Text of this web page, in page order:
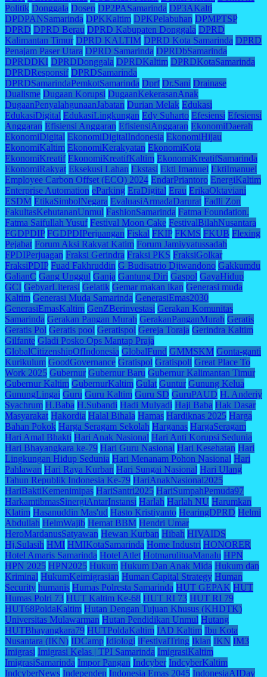
Politik Donggala Dosen DP2PASamarinda DP3AKalti
DPDPANSamarinda DPKKaltim DPKPelabuhan DPMPTSP
DPRD DPRD Berau DPRD Kabupaten Donggala DPRD
Kalimantan Timur DPRD KALTIM DPRD Kota Samarinda DPRD
Penajam Paser Utara DPRD Samarinda DPRDbSamarinda
DPRDDKI DPRDDonggala DPRDKaltim DPRDKotaSamarinda
DPRDResponsif DPRDSamarinda
DPRDSamarindaPemkotSamarinda Dprf Dr.Sani Drainase
Dualisme Dugaan Korupsi DugaanKekerasanAnak
DugaanPenyalahgunaanJabatan Durian Melak Edukasi
EdukasiDigital EdukasiLingkungan Edy Suharto Efesiensi Efesiensi
Anggaran Efisiensi Anggaran EfisiensiAnggaran EkonomiDaerah
EkonomiDigital EkonomiDigitalIndonesia EkonomiHijau
EkonomiKaltim EkonomiKerakyatan EkonomiKota
EkonomiKreatif EkonomiKreatifKaltim EkonomiKreatifSamarinda
EkonomiRakyat Eksekusi Lahan Ekstasi Ekti Imanuel EktiImanuel
Employee Carbon Offset (ECO) 2024 EndarPriantoro EnergiKaltim
Enterprise Automation eParking EraDigital Erau ErikaOktaviani
ESDM EtikaSimbolNegara EvaluasiArmadaDarurat Fadli Zon
FakultasKehutananUnmul FashionSamarinda Fatma Foundation.
Fatma Saifullah Yusuf Festival Moon Cake FestivalBilahNusantara
FGDPDIP FGDPDIPerjuangan Fiskal FKIP FKMS FKUB Flexing
Pejabat Forum Aksi Rakyat Katim Forum Jamiyyatussadah
FPDIPerjuagan Fraksi Gerindra Fraksi PKS FraksiGolkar
FraksiPDIP Fuad Fakhruddin G Budisatrio Djiwandono Gakkumdu
GalianC Gang Unggul Ganja Gantung Diri Gaspol GayaHidup
GCI GebyarLiterasi Gelatik Gemar makan ikan Generasi muda
Kaltim Generasi Muda Samarinda GenerasiEmas2030
GenerasiEmasKaltim GenZBerinvestasi Gerakan Komunitas
Samarinda Gerakan Pangan Murah GerakanPanganMurah Geratis
Geratis Pol Geratis pool Geratispol Gereja Toraja Gerindra Kaltim
Gilfante Gladi Posko Ops Mantap Praja
GlobalCitizenshipOfIndonesia GlobalFund GMMSKM Gonta-ganti
Kurikulum GoodGovernance Gratispol Gratispoll Great Place To
Work 2025 Gubernur Gubernur Baru Gubernur Kalimantan Timur
Gubernur Kaltim GubernurKaltim Gulat Guntur Gunung Kelua
GunungLingai Guru Guru Kaltim Guru SD GuruPAUD H. Anderiy
Syachrum H.Baba H.Subandi Hadi Mulyadi Haji Baba Hak Dasar
Masyarakat Hakordia Halal Bihala Hamas Hardiknas 2025 Harga
Bahan Pokok Harga Seragam Sekolah Harganas HargaSeragam
Hari Amal Bhakti Hari Anak Nasional Hari Anti Korupsi Sedunia
Hari Bhayangkara ke-79 Hari Guru Nasional Hari Kesehatan Hari
Lingkungan Hidup Sedunia Hari Menanam Pohon Nasional Hari
Pahlawan Hari Raya Kurban Hari Sungai Nasional Hari Ulang
Tahun Republik Indonesia Ke-79 HariAnakNasional2025
HariBaktiKemenimipas HariSantri2025 HariSumpahPemuda97
HarkamtibmasSinergiAntarInstansi Harlah Harlah NU Harumkan
Klatim Hasanuddin Mas'ud Hasto Kristiyanto HearingDPRD Helmi
Abdullah HelmWajib Hemat BBM Hendri Umar
HeroMardanusSatyawan Hewan Kurban Hibah HIVAIDS
Hj.Sulasih HMI HMIKotaSamarinda Home Industri HONORER
Hotel Amaris Samarinda Hotel Atlet HotmarulituaManalu HPN
HPN 2025 HPN2025 Hukum Hukum Dan Anak Mida Hukum dan
Kriminal HukumKeimigrasian Human Capital Strategy Human
Security humanis Humas Polresta Samarinda HUT GEPAK HUT
Humas Polri 73 HUT Kaltim Ke-68 HUT RI 73 HUT RI 79
HUT68PoldaKaltim Hutan Dengan Tujuan Khusus (KHDTK)
Universitas Mulawarman Hutan Pendidikan Unmul Hutang
HUTBhayangkara79 HUTPoldaKaltim IAD Kaltim Ibu Kota
Nusantara (IKN) IDCamp Idiologi iFestivalTring Iklan IKN IM3
Imigrasi Imigrasi Kelas | TPI Samarinda ImigrasiKaltim
ImigrasiSamarinda Impor Pangan Indcyber IndcyberKaltim
IndcyberNews Independen Indonesia Emas 2045 IndonesiaAIDay